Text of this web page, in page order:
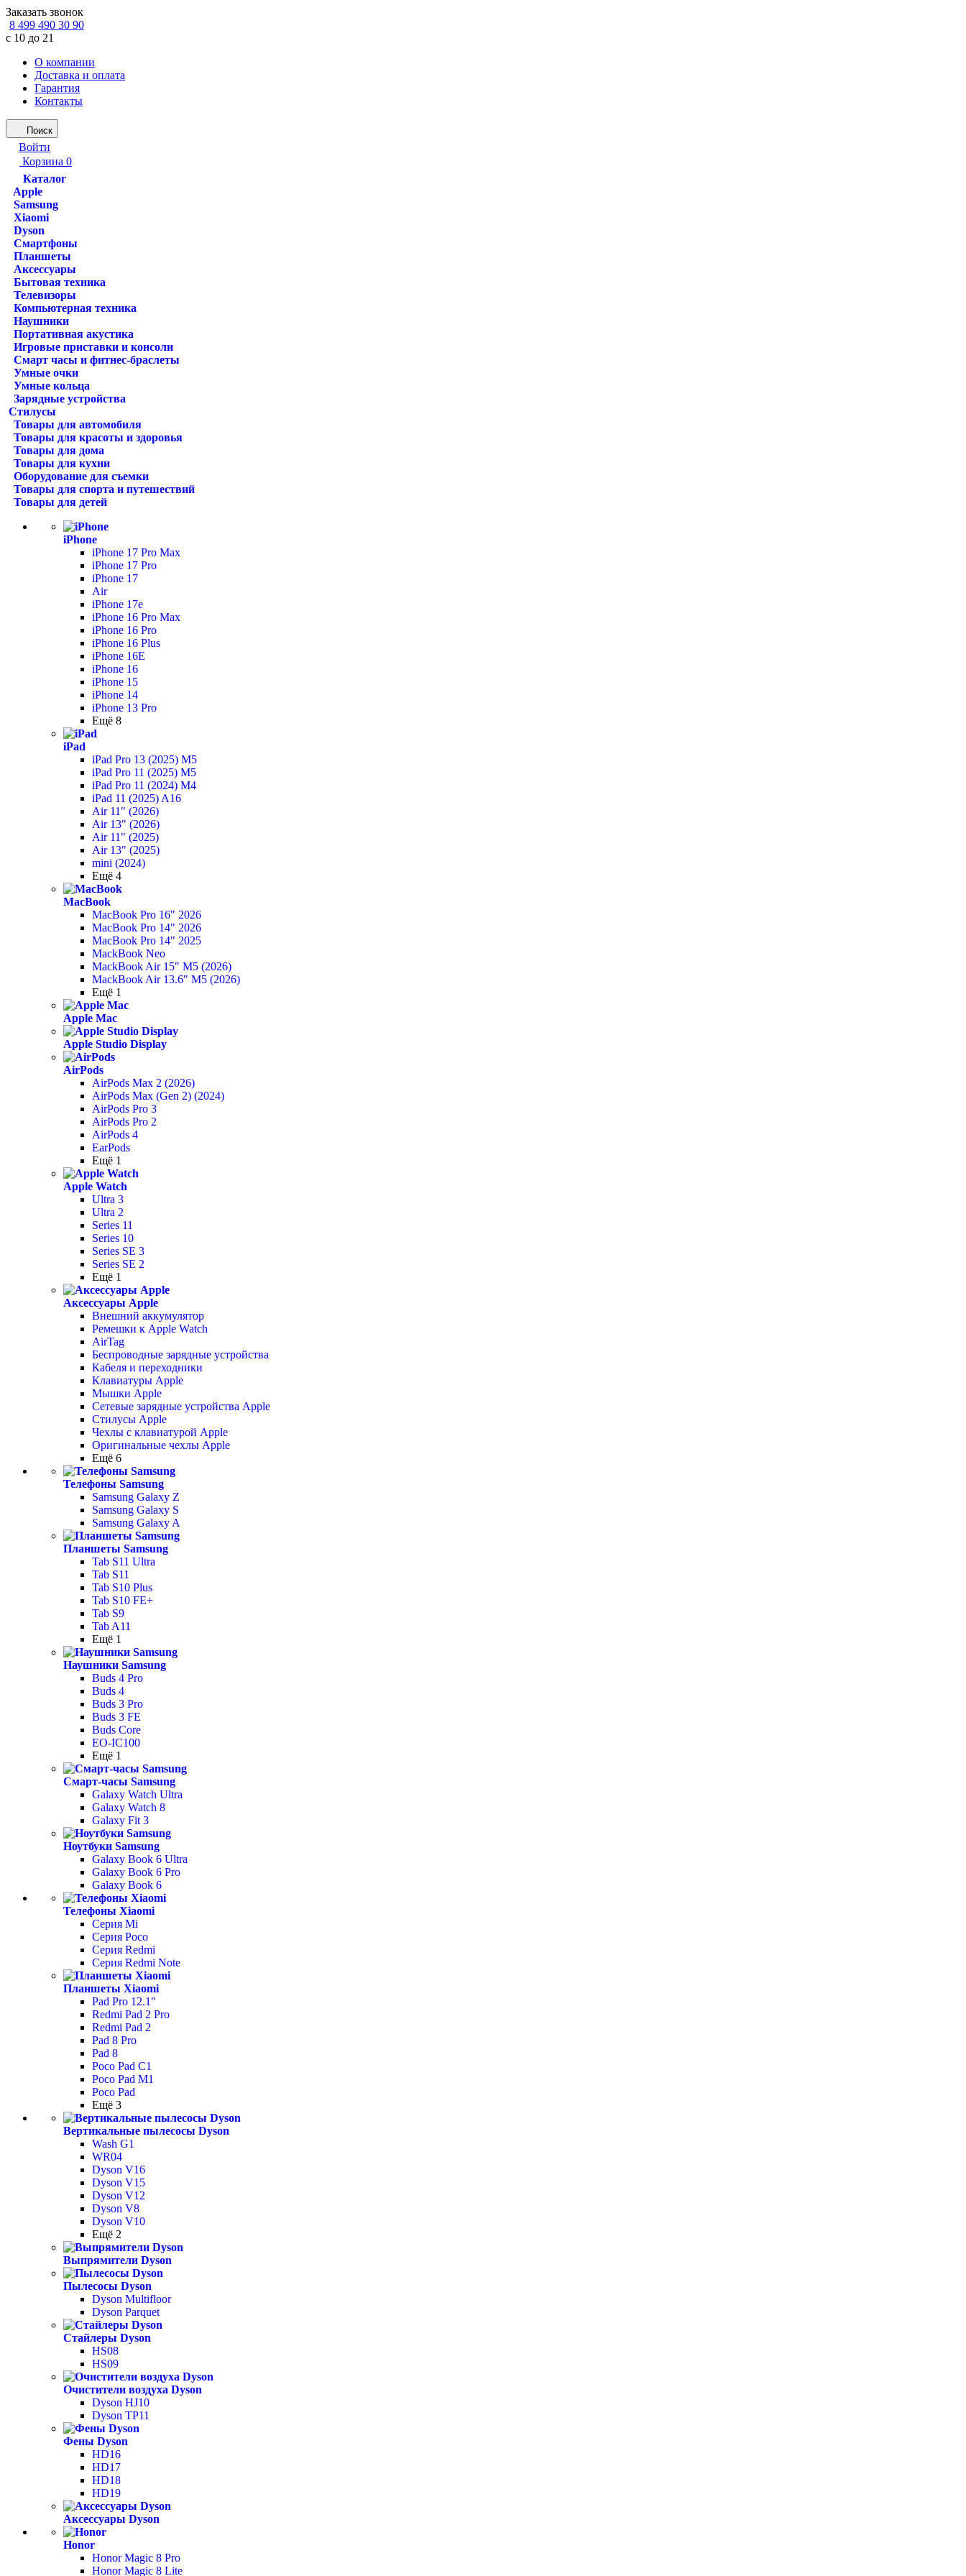
Заказать звонок
8 499 490 30 90
с 10 до 21
О компании
Доставка и оплата
Гарантия
Контакты
Поиск
Войти
Корзина 0
Каталог
Apple
Samsung
Xiaomi
Dyson
Смартфоны
Планшеты
Аксессуары
Бытовая техника
Телевизоры
Компьютерная техника
Наушники
Портативная акустика
Игровые приставки и консоли
Смарт часы и фитнес-браслеты
Умные очки
Умные кольца
Зарядные устройства
Стилусы
Товары для автомобиля
Товары для красоты и здоровья
Товары для дома
Товары для кухни
Оборудование для съемки
Товары для спорта и путешествий
Товары для детей
iPhone
iPhone 17 Pro Max
iPhone 17 Pro
iPhone 17
Air
iPhone 17e
iPhone 16 Pro Max
iPhone 16 Pro
iPhone 16 Plus
iPhone 16E
iPhone 16
iPhone 15
iPhone 14
iPhone 13 Pro
Ещё 8
iPad
iPad Pro 13 (2025) M5
iPad Pro 11 (2025) M5
iPad Pro 11 (2024) M4
iPad 11 (2025) A16
Air 11" (2026)
Air 13" (2026)
Air 11" (2025)
Air 13" (2025)
mini (2024)
Ещё 4
MacBook
MacBook Pro 16" 2026
MacBook Pro 14" 2026
MacBook Pro 14" 2025
MackBook Neo
MackBook Air 15" M5 (2026)
MackBook Air 13.6" M5 (2026)
Ещё 1
Apple Mac
Apple Studio Display
AirPods
AirPods Max 2 (2026)
AirPods Max (Gen 2) (2024)
AirPods Pro 3
AirPods Pro 2
AirPods 4
EarPods
Ещё 1
Apple Watch
Ultra 3
Ultra 2
Series 11
Series 10
Series SE 3
Series SE 2
Ещё 1
Аксессуары Apple
Внешний аккумулятор
Ремешки к Apple Watch
AirTag
Беспроводные зарядные устройства
Кабеля и переходники
Клавиатуры Apple
Мышки Apple
Сетевые зарядные устройства Apple
Стилусы Apple
Чехлы с клавиатурой Apple
Оригинальные чехлы Apple
Ещё 6
Телефоны Samsung
Samsung Galaxy Z
Samsung Galaxy S
Samsung Galaxy A
Планшеты Samsung
Tab S11 Ultra
Tab S11
Tab S10 Plus
Tab S10 FE+
Tab S9
Tab A11
Ещё 1
Наушники Samsung
Buds 4 Pro
Buds 4
Buds 3 Pro
Buds 3 FE
Buds Core
EO-IC100
Ещё 1
Смарт-часы Samsung
Galaxy Watch Ultra
Galaxy Watch 8
Galaxy Fit 3
Ноутбуки Samsung
Galaxy Book 6 Ultra
Galaxy Book 6 Pro
Galaxy Book 6
Телефоны Xiaomi
Серия Mi
Серия Poco
Серия Redmi
Серия Redmi Note
Планшеты Xiaomi
Pad Pro 12.1"
Redmi Pad 2 Pro
Redmi Pad 2
Pad 8 Pro
Pad 8
Poco Pad С1
Poco Pad M1
Poco Pad
Ещё 3
Вертикальные пылесосы Dyson
Wash G1
WR04
Dyson V16
Dyson V15
Dyson V12
Dyson V8
Dyson V10
Ещё 2
Выпрямители Dyson
Пылесосы Dyson
Dyson Multifloor
Dyson Parquet
Стайлеры Dyson
HS08
HS09
Очистители воздуха Dyson
Dyson HJ10
Dyson TP11
Фены Dyson
HD16
HD17
HD18
HD19
Аксессуары Dyson
Honor
Honor Magic 8 Pro
Honor Magic 8 Lite